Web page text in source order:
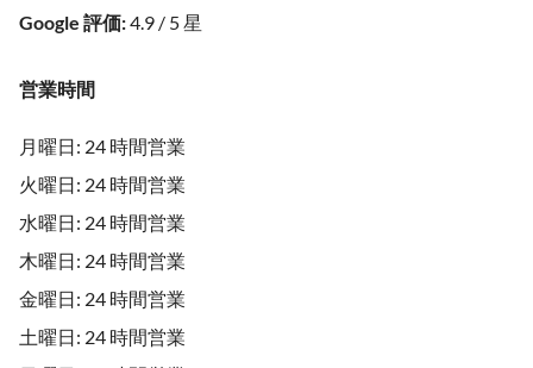
Google 評価:4.9 / 5 星
営業時間
月曜日: 24 時間営業
火曜日: 24 時間営業
水曜日: 24 時間営業
木曜日: 24 時間営業
金曜日: 24 時間営業
土曜日: 24 時間営業